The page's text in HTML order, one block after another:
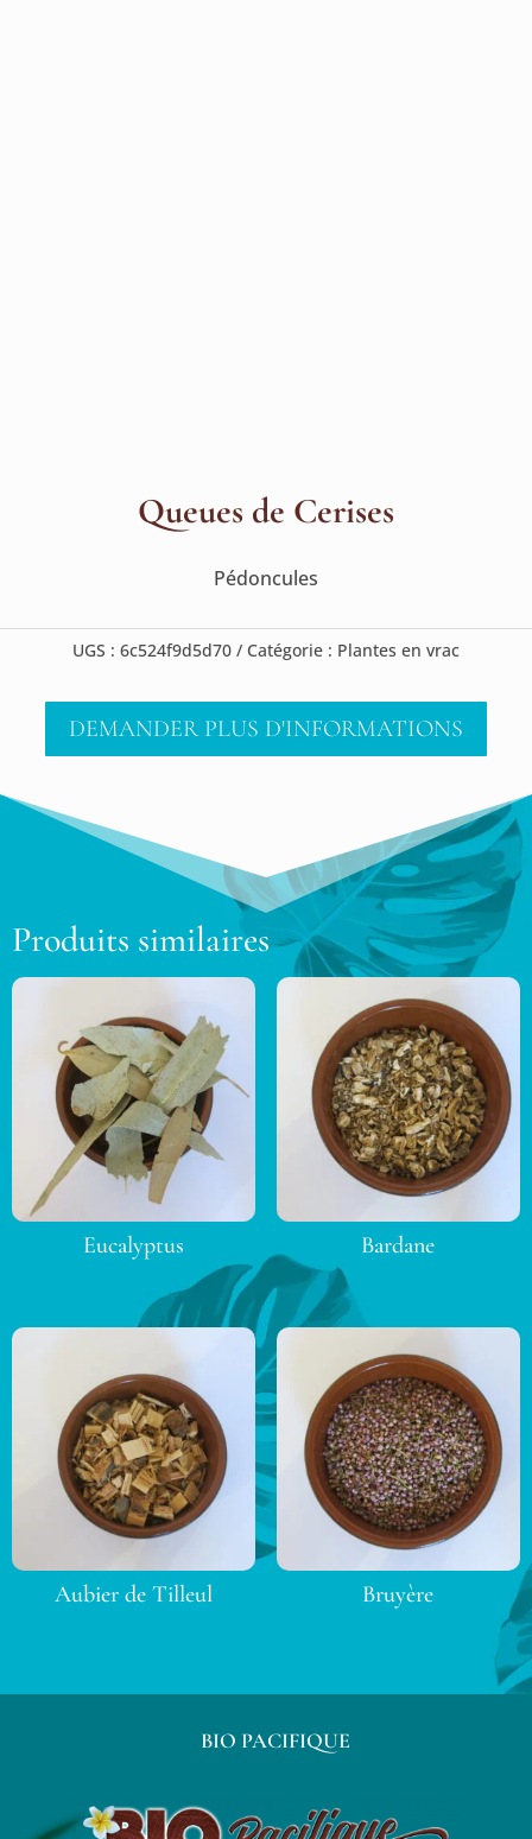
Queues de Cerises
Pédoncules
UGS : 6c524f9d5d70 Catégorie : Plantes en vrac
DEMANDER PLUS D'INFORMATIONS
Produits similaires
Eucalyptus Bardane
Aubier de Tilleul Bruyère
BIO PACIFIQUE